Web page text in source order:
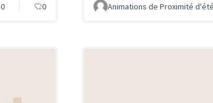
0 0 Animations de Proximité d'été